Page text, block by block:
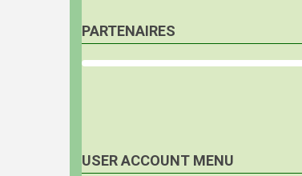
PARTENAIRES
USER ACCOUNT MENU